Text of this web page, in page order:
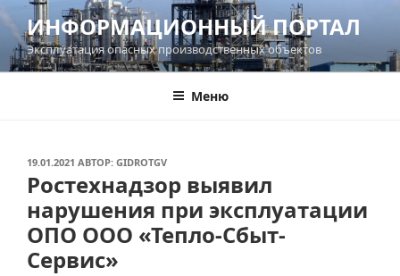
Перейти
содержимому
ИНФОРМАЦИОННЫЙ ПОРТАЛ
Эксплуатация опасных производственных объектов
Меню
ОПУБЛИКОВАНО
19.01.2021 АВТОР: GIDROTGV
Ростехнадзор выявил
нарушения при эксплуатации
ОПО ООО «Тепло-Сбыт-
Сервис»